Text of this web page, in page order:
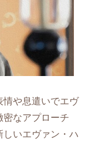
情や息遣いでエヴ
密なアプローチ
しいエヴァン・ハ